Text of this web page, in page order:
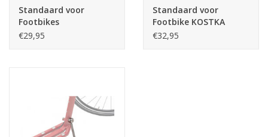
Standaard voor
Footbikes
€29,95
Standaard voor
Footbike KOSTKA
MUSHING
€32,95